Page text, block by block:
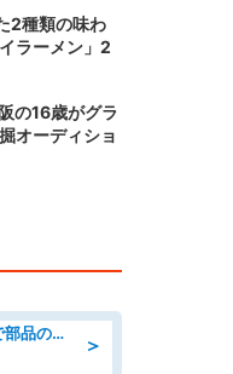
2種類の味わ
ラーメン」2
の16歳がグラ
オーディショ
＞
未経験/トヨタ自動車 田原工場で部品の運搬作業/tutumi